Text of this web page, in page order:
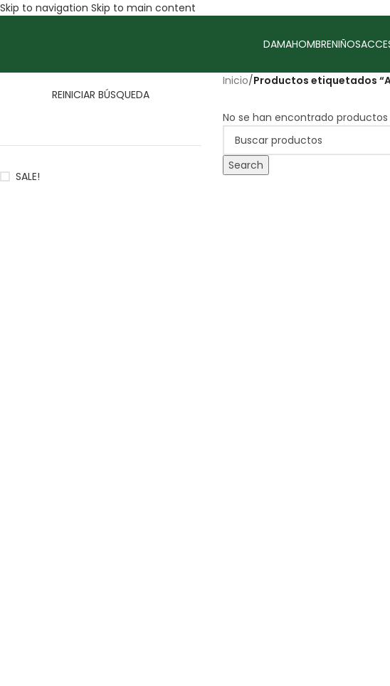
Skip to navigation Skip to main content
DAMAHOMBRENIÑOS
REINICIAR BÚSQUEDA
SALE!
Inicio/Productos etiquetados
No se han encontrado
Search